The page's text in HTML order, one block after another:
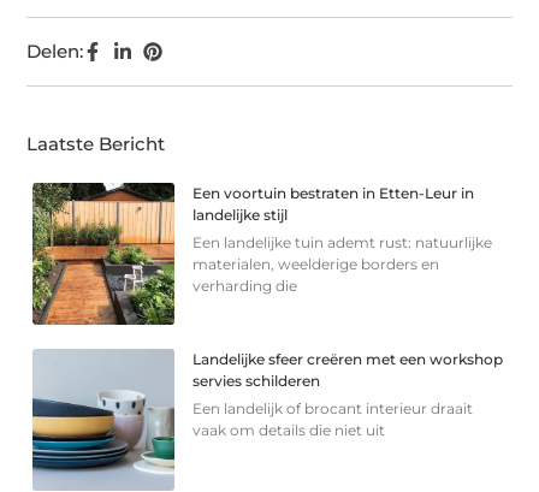
Delen:
Laatste Bericht
Een voortuin bestraten in Etten-Leur in
landelijke stijl
Een landelijke tuin ademt rust: natuurlijke
materialen, weelderige borders en
verharding die
Landelijke sfeer creëren met een workshop
servies schilderen
Een landelijk of brocant interieur draait
vaak om details die niet uit